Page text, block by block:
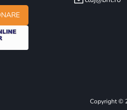
Copyright ©